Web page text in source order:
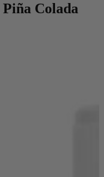
Colada